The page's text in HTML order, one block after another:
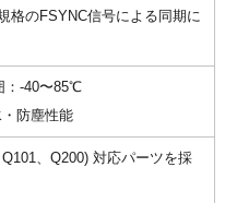
格のFSYNC信号による同期に
：-40〜85℃
・防塵性能
、Q200) 対応パーツを採